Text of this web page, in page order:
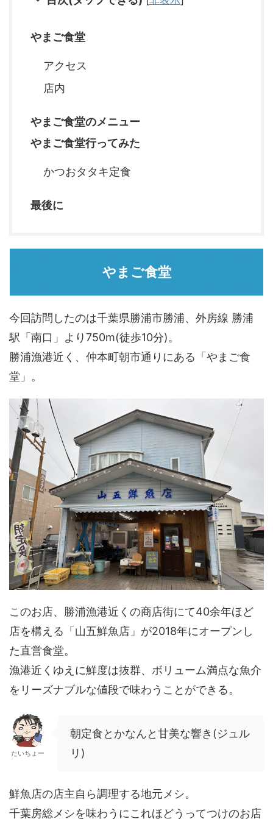
やまご食堂
アクセス
店内
やまご食堂のメニュー
やまご食堂行ってみた
かつおタタキ定食
最後に
やまご食堂
今回訪問したのは千葉県勝浦市勝浦、外房線 勝浦
駅「南口」より750m(徒歩10分)。
勝浦漁港近く、仲本町朝市通りにある「やまご食
堂」。
このお店、勝浦漁港近くの商店街にて40余年ほど
店を構える「山五鮮魚店」が2018年にオープンし
た直営食堂。
漁港近くゆえに鮮度は抜群、ボリューム満点な魚介
をリーズナブルな値段で味わうことができる。
たいちょー
朝定食とかなんと甘美な響き(ジュル
リ)
鮮魚店の店主自ら調理する地元メシ。
千葉房総メシを味わうにこれほどうってつけのお店